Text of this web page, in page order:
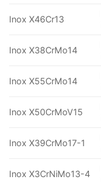
Inox X46Cr13
Inox X38CrMo14
Inox X55CrMo14
Inox X50CrMoV15
Inox X39CrMo17-1
Inox X3CrNiMo13-4